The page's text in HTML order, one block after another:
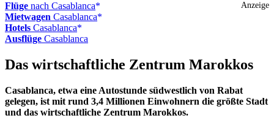
Anzeige
Flüge nach Casablanca
Mietwagen Casablanca
Hotels Casablanca
Ausflüge Casablanca
Das wirtschaftliche Zentrum Marokkos
Casablanca, etwa eine Autostunde südwestlich von Rabat
gelegen, ist mit rund 3,4 Millionen Einwohnern die größte Stadt
und das wirtschaftliche Zentrum Marokkos.